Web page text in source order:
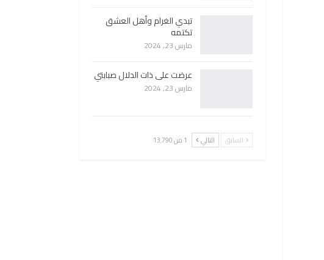
تبدي الغرام وأهل العشق
تكتمه
مارس 23, 2024
عرضت على ذات الدلال صبابتي
مارس 23, 2024
السابق التالي 1 من 13٬790